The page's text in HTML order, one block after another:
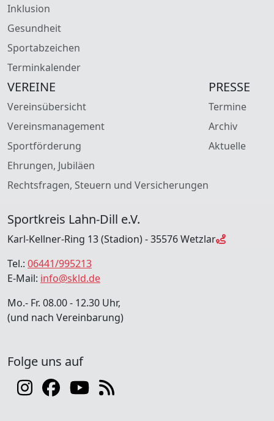
Inklusion
Gesundheit
Sportabzeichen
Terminkalender
VEREINE
Vereinsübersicht
Vereinsmanagement
Sportförderung
Ehrungen, Jubiläen
Rechtsfragen, Steuern und Versicherungen
PRESSE
Termine
Archiv
Aktuelle
Sportkreis Lahn-Dill e.V.
Karl-Kellner-Ring 13 (Stadion) - 35576 Wetzlar
Tel.: 06441/995213
E-Mail: info@skld.de
Mo.- Fr. 08.00 - 12.30 Uhr,
(und nach Vereinbarung)
Folge uns auf